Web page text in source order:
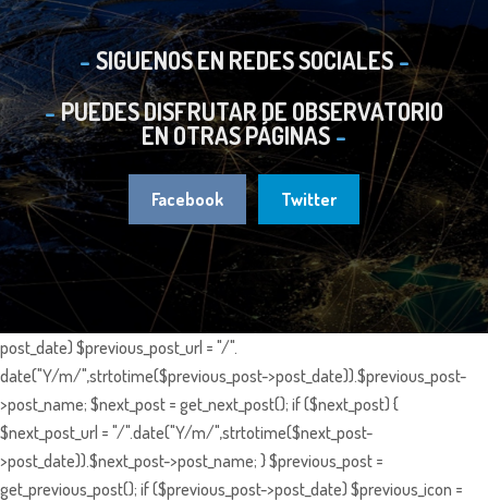
SIGUENOS EN REDES SOCIALES
PUEDES DISFRUTAR DE OBSERVATORIO
EN OTRAS PÁGINAS
Facebook Twitter
post_date) $previous_post_url = "/".
date("Y/m/",strtotime($previous_post->post_date)).$previous_post-
>post_name; $next_post = get_next_post(); if ($next_post) {
$next_post_url = "/".date("Y/m/",strtotime($next_post-
>post_date)).$next_post->post_name; } $previous_post =
get_previous_post(); if ($previous_post->post_date) $previous_icon =